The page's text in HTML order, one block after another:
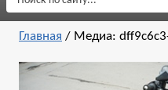
Главная / Медиа: